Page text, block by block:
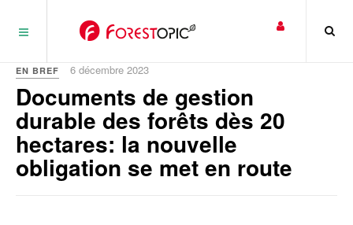
EN BREF 6 décembre 2023
Documents de gestion
durable des forêts dès 20
hectares: la nouvelle
obligation se met en route